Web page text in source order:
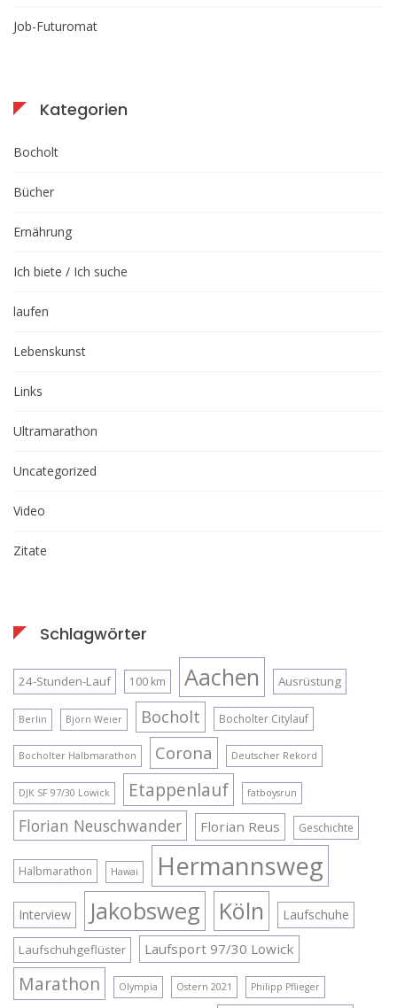
Job-Futuromat
Kategorien
Bocholt
Bücher
Ernährung
Ich biete / Ich suche
laufen
Lebenskunst
Links
Ultramarathon
Uncategorized
Video
Zitate
Schlagwörter
24-Stunden-Lauf 100 km Aachen Ausrüstung
Berlin Björn Weier Bocholt Bocholter Citylauf
Bocholter Halbmarathon Corona Deutscher Rekord
DJK SF 97/30 Lowick Etappenlauf fatboysrun
Florian Neuschwander Florian Reus Geschichte
Halbmarathon Hawai Hermannsweg
Interview Jakobsweg Köln Laufschuhe
Laufschuhgeflüster Laufsport 97/30 Lowick
Marathon Olympia Ostern 2021 Philipp Pflieger